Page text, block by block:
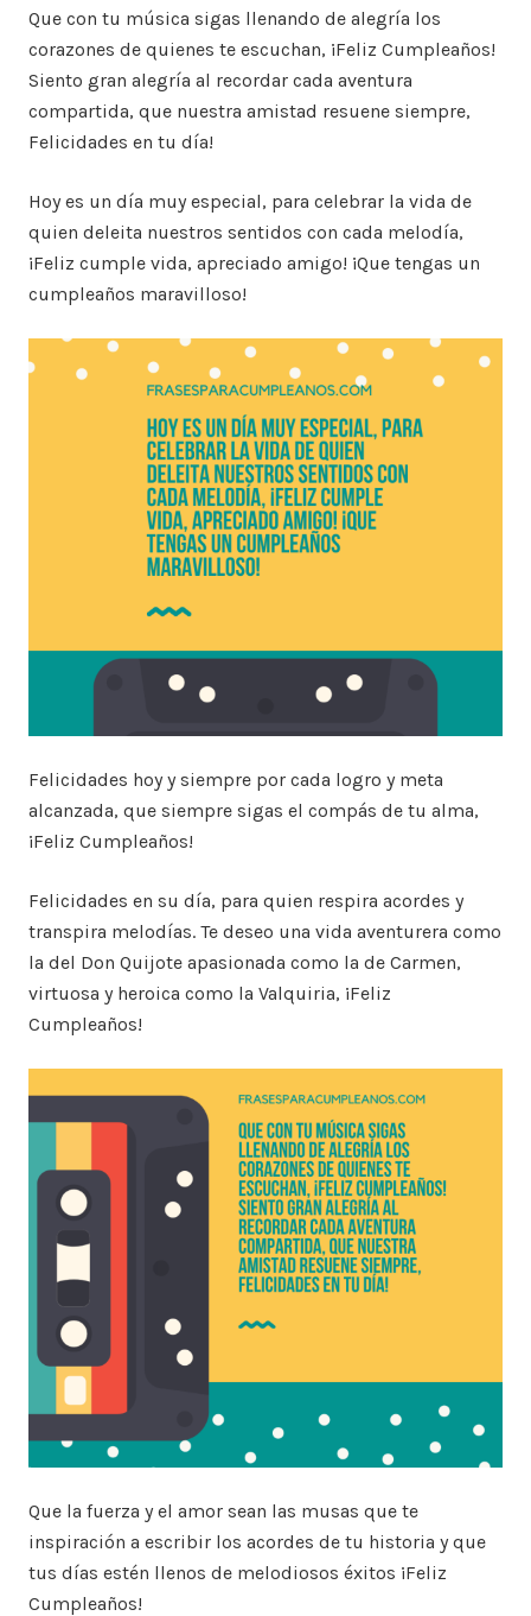
Que con tu música sigas llenando de alegría los
corazones de quienes te escuchan, ¡Feliz Cumpleaños!
Siento gran alegría al recordar cada aventura
compartida, que nuestra amistad resuene siempre,
Felicidades en tu día!
Hoy es un día muy especial, para celebrar la vida de
quien deleita nuestros sentidos con cada melodía,
¡Feliz cumple vida, apreciado amigo! ¡Que tengas un
cumpleaños maravilloso!
Felicidades hoy y siempre por cada logro y meta
alcanzada, que siempre sigas el compás de tu alma,
¡Feliz Cumpleaños!
Felicidades en su día, para quien respira acordes y
transpira melodías. Te deseo una vida aventurera como
la del Don Quijote apasionada como la de Carmen,
virtuosa y heroica como la Valquiria, ¡Feliz
Cumpleaños!
Que la fuerza y el amor sean las musas que te
inspiración a escribir los acordes de tu historia y que
tus días estén llenos de melodiosos éxitos ¡Feliz
Cumpleaños!